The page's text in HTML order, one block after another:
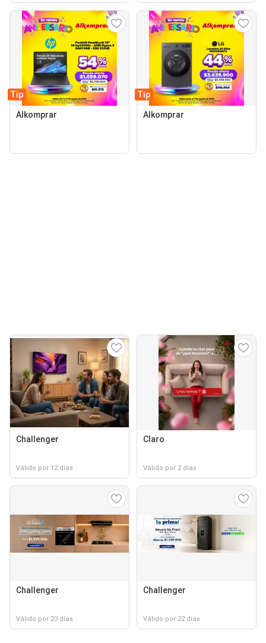
Tip
Alkomprar
Tip
Alkomprar
Challenger
Válido por 12 días
Claro
Válido por 2 días
Challenger
Válido por 23 días
Challenger
Válido por 22 días